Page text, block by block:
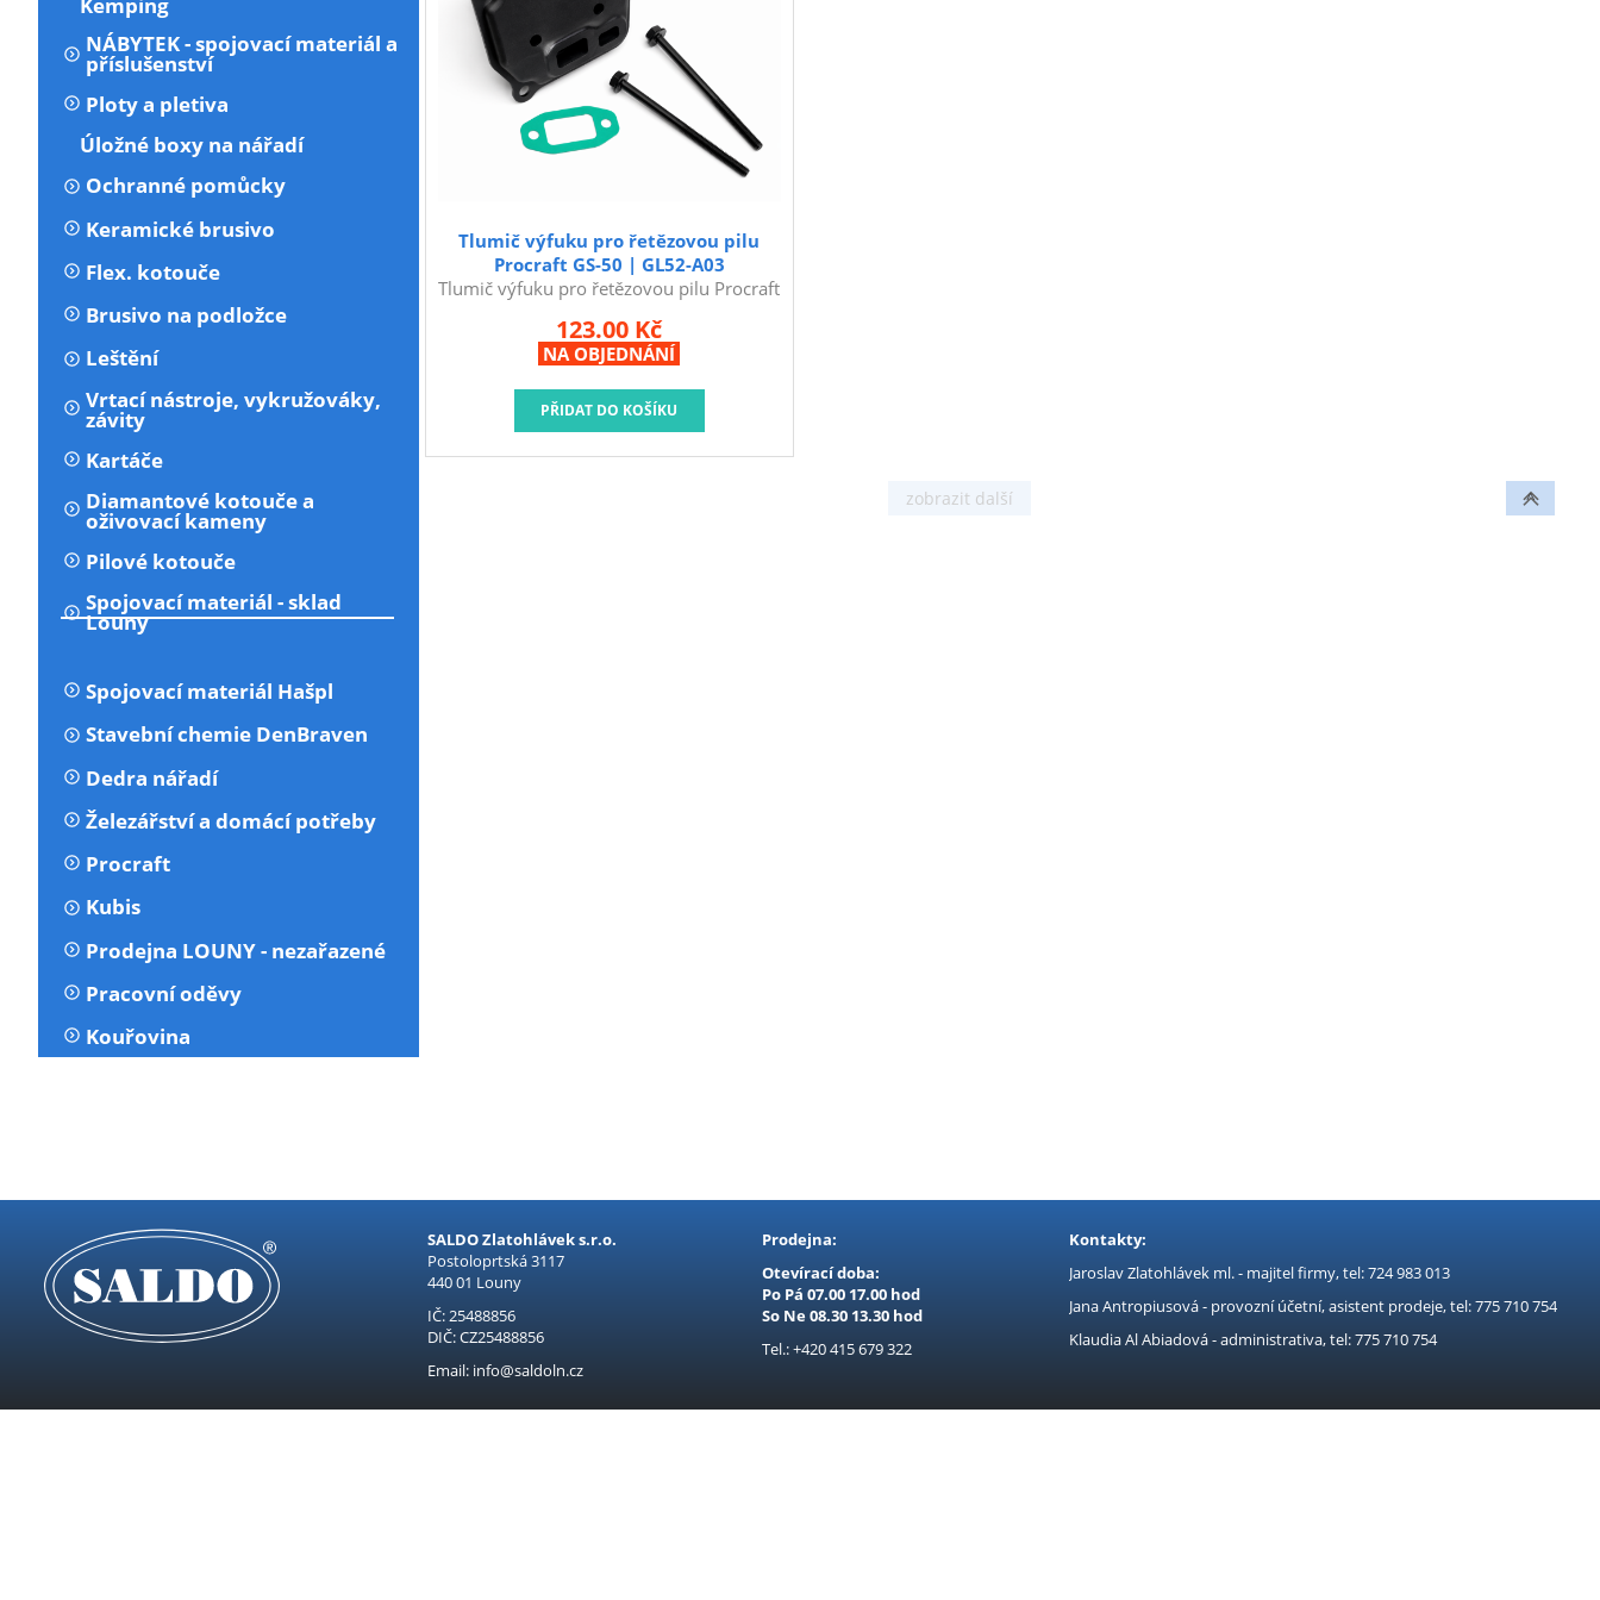
NÁBYTEK - spojovací materiál a
příslušenství
Ploty a pletiva
Úložné boxy na nářadí
Ochranné pomůcky
Keramické brusivo
Flex. kotouče
Brusivo na podložce
Leštění
Vrtací nástroje, vykružováky,
závity
Kartáče
Diamantové kotouče a
oživovací kameny
Pilové kotouče
Spojovací materiál - sklad
Louny
Spojovací materiál Hašpl
Stavební chemie DenBraven
Dedra nářadí
Železářství a domácí potřeby
Procraft
Kubis
Prodejna LOUNY - nezařazené
Pracovní oděvy
Kouřovina
Tlumič výfuku pro řetězovou pilu
Procraft GS-50 | GL52-A03
Tlumič výfuku pro řetězovou pilu Procraft
123.00 Kč
NA OBJEDNÁNÍ
SALDO Zlatohlávek s.r.o.
Postoloprtská 3117
440 01 Louny
IČ: 25488856
DIČ: CZ25488856
Email: info@saldoln.cz
Prodejna:
Otevírací doba:
Po Pá 07.00 17.00 hod
So Ne 08.30 13.30 hod
Tel.: +420 415 679 322
Kontakty:
Jaroslav Zlatohlávek ml. - majitel firmy, tel: 724 983 013
Jana Antropiusová - provozní účetní, asistent prodeje, tel: 775 710 754
Klaudia Al Abiadová - administrativa, tel: 775 710 754